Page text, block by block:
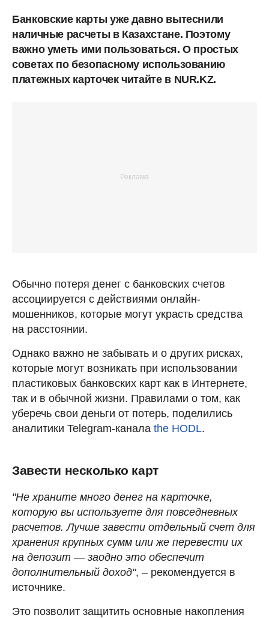
Банковские карты уже давно вытеснили
наличные расчеты в Казахстане. Поэтому
важно уметь ими пользоваться. О простых
советах по безопасному использованию
платежных карточек читайте в NUR.KZ.
Обычно потеря денег с банковских счетов
ассоциируется с действиями онлайн-
мошенников, которые могут украсть средства
на расстоянии.
Однако важно не забывать и о других рисках,
которые могут возникать при использовании
пластиковых банковских карт как в Интернете,
так и в обычной жизни. Правилами о том, как
уберечь свои деньги от потерь, поделились
аналитики Telegram-канала the HODL.
Завести несколько карт
"Не храните много денег на карточке,
которую вы используете для повседневных
расчетов. Лучше завести отдельный счет для
хранения крупных сумм или же перевести их
на депозит — заодно это обеспечит
дополнительный доход", – рекомендуется в
источнике.
Это позволит защитить основные накопления